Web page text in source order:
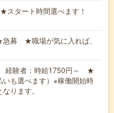
タート時間選べます！
募 ★職場が気に入れば、
経験者：時給1750円～ ★
も選べます）※稼働開始時
ります。